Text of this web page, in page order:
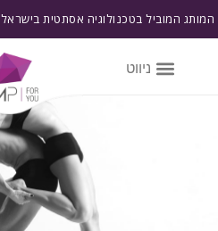
המותג המוביל בטכנולוגיה אסתטית בישראל